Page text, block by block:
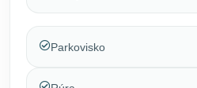
Parkovisko